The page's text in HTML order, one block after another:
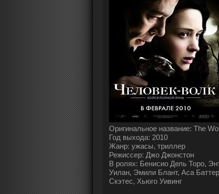
Оригинальное название: The
Год выхода: 2010
Жанр: ужасы, триллер
Режиссер: Джо Джонстон
В ролях: Бенисио Дель Торо,
Уилан, Эмили Блант, Аса
Скэтес, Хьюго Уивинг